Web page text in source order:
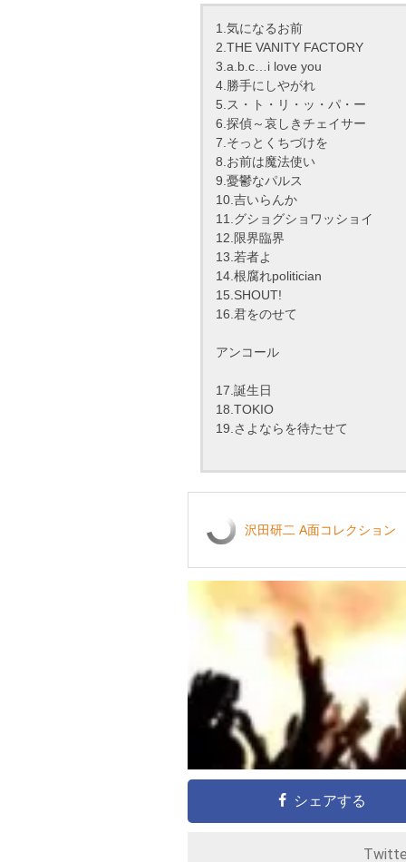
1.気になるお前
2.THE VANITY FACTORY
3.a.b.c…i love you
4.勝手にしやがれ
5.ス・ト・リ・ッ・パ・ー
6.探偵～哀しきチェイサー
7.そっとくちづけを
8.お前は魔法使い
9.憂鬱なパルス
10.吉いらんか
11.グショグショワッショイ
12.限界臨界
13.若者よ
14.根腐れpolitician
15.SHOUT!
16.君をのせて
アンコール
17.誕生日
18.TOKIO
19.さよならを待たせて
沢田研二 A面コレクション
シェアする